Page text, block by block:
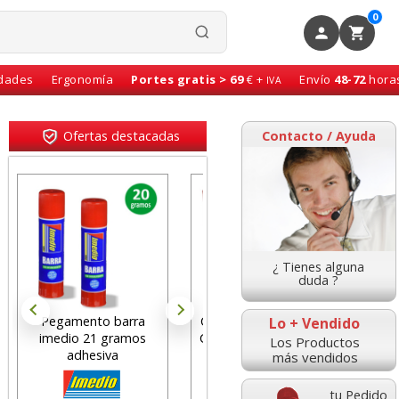
0
Ergonomía Portes gratis > 69€ + IVA Envío 48-72
Contacto / Ayuda
¿ Tienes alguna
duda ?
Lo + Vendido
Los Productos
más vendidos
tu Pedido
Ofertas destacadas
Pegamento barra
imedio 21 gramos
adhesiva
Cartulinas Din A4, folio
Canson color Rojo Pte.
50 hojas